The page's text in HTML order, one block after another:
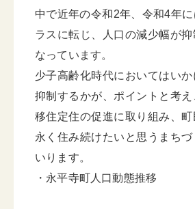
中で近年の令和2年、令和4年
ラスに転じ、人口の減少幅が
なっています。
少子高齢化時代においてはい
抑制するかが、ポイントと考
移住定住の促進に取り組み、
永く住み続けたいと思うまちづ
いります。
・永平寺町人口動態推移